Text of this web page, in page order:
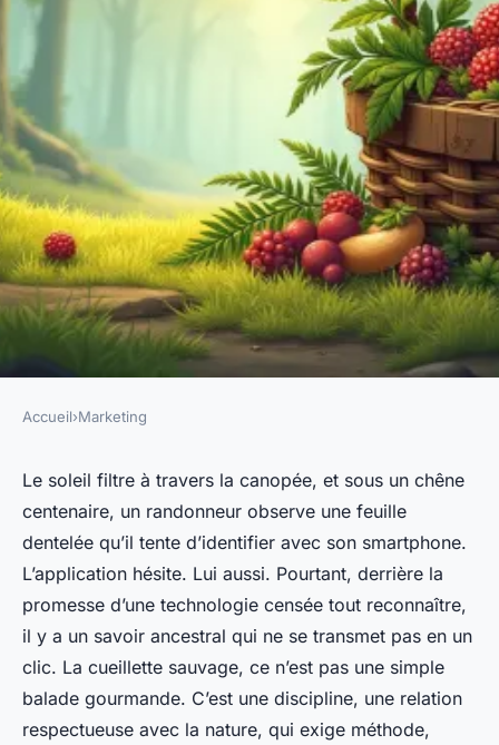
Révélez les secrets de la
cueillette sauvage avec nos
formations
Rémy•04/05/2026 17:37•11 min de lecture
Accueil›Marketing
Le soleil filtre à travers la canopée, et sous un chêne
centenaire, un randonneur observe une feuille
dentelée qu’il tente d’identifier avec son smartphone.
L’application hésite. Lui aussi. Pourtant, derrière la
promesse d’une technologie censée tout reconnaître,
il y a un savoir ancestral qui ne se transmet pas en un
clic. La cueillette sauvage, ce n’est pas une simple
balade gourmande. C’est une discipline, une relation
respectueuse avec la nature, qui exige méthode,